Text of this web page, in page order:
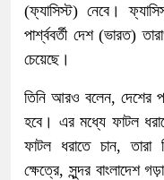
(ফ্যাসিস্ট) নেবে।
পার্শ্ববর্তী দেশ (ভারত)
চেয়েছে।
তিনি আরও বলেন, দেশের
হবে। এর মধ্যে ফাটল
ফাটল ধরাতে চান, তারা
ক্ষেত্রে, সুন্দর বাংলাদেশ